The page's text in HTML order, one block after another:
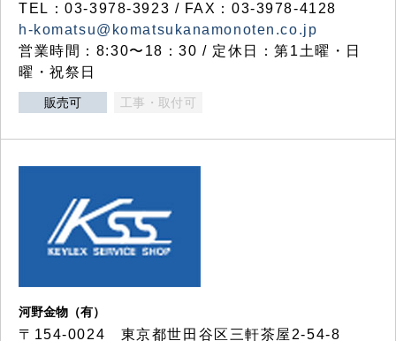
TEL：03-3978-3923 / FAX：03-3978-4128
h-komatsu@komatsukanamonoten.co.jp
営業時間：8:30〜18：30 / 定休日：第1土曜・日
曜・祝祭日
販売可 工事・取付可
河野金物（有）
〒154-0024 東京都世田谷区三軒茶屋2-54-8